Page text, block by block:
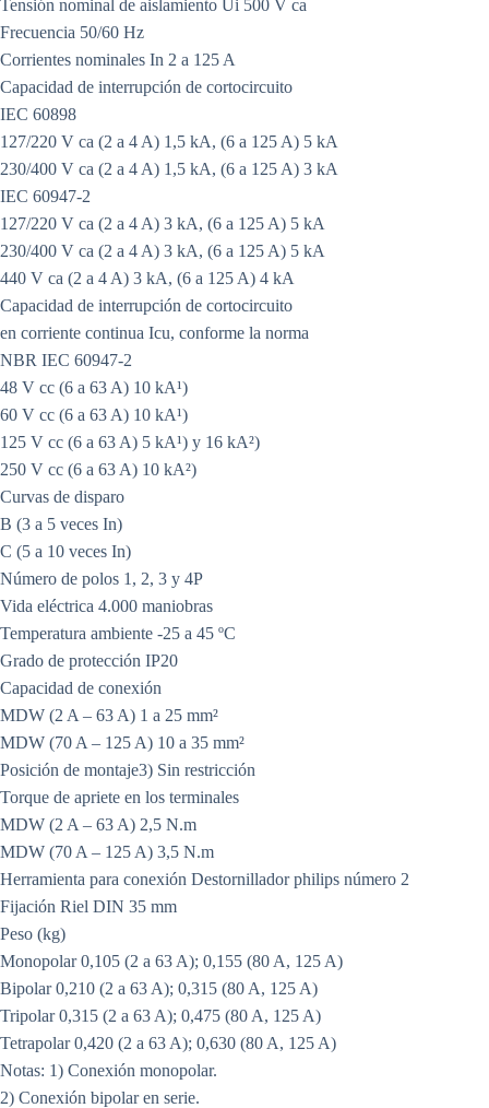
Tensión nominal de aislamiento Ui 500 V ca
Frecuencia 50/60 Hz
Corrientes nominales In 2 a 125 A
Capacidad de interrupción de cortocircuito
IEC 60898
127/220 V ca (2 a 4 A) 1,5 kA, (6 a 125 A) 5 kA
230/400 V ca (2 a 4 A) 1,5 kA, (6 a 125 A) 3 kA
IEC 60947-2
127/220 V ca (2 a 4 A) 3 kA, (6 a 125 A) 5 kA
230/400 V ca (2 a 4 A) 3 kA, (6 a 125 A) 5 kA
440 V ca (2 a 4 A) 3 kA, (6 a 125 A) 4 kA
Capacidad de interrupción de cortocircuito
en corriente continua Icu, conforme la norma
NBR IEC 60947-2
48 V cc (6 a 63 A) 10 kA¹)
60 V cc (6 a 63 A) 10 kA¹)
125 V cc (6 a 63 A) 5 kA¹) y 16 kA²)
250 V cc (6 a 63 A) 10 kA²)
Curvas de disparo
B (3 a 5 veces In)
C (5 a 10 veces In)
Número de polos 1, 2, 3 y 4P
Vida eléctrica 4.000 maniobras
Temperatura ambiente -25 a 45 ºC
Grado de protección IP20
Capacidad de conexión
MDW (2 A – 63 A) 1 a 25 mm²
MDW (70 A – 125 A) 10 a 35 mm²
Posición de montaje3) Sin restricción
Torque de apriete en los terminales
MDW (2 A – 63 A) 2,5 N.m
MDW (70 A – 125 A) 3,5 N.m
Herramienta para conexión Destornillador philips número 2
Fijación Riel DIN 35 mm
Peso (kg)
Monopolar 0,105 (2 a 63 A); 0,155 (80 A, 125 A)
Bipolar 0,210 (2 a 63 A); 0,315 (80 A, 125 A)
Tripolar 0,315 (2 a 63 A); 0,475 (80 A, 125 A)
Tetrapolar 0,420 (2 a 63 A); 0,630 (80 A, 125 A)
Notas: 1) Conexión monopolar.
2) Conexión bipolar en serie.